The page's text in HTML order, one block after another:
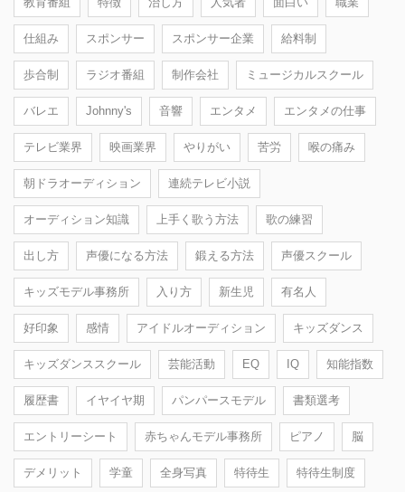
仕組み スポンサー スポンサー企業 給料制
歩合制 ラジオ番組 制作会社 ミュージカルスクール
バレエ Johnny's 音響 エンタメ エンタメの仕事
テレビ業界 映画業界 やりがい 苦労 喉の痛み
朝ドラオーディション 連続テレビ小説
オーディション知識 上手く歌う方法 歌の練習
出し方 声優になる方法 鍛える方法 声優スクール
キッズモデル事務所 入り方 新生児 有名人
好印象 感情 アイドルオーディション キッズダンス
キッズダンススクール 芸能活動 EQ IQ 知能指数
履歴書 イヤイヤ期 パンパースモデル 書類選考
エントリーシート 赤ちゃんモデル事務所 ピアノ 脳
デメリット 学童 全身写真 特待生 特待生制度